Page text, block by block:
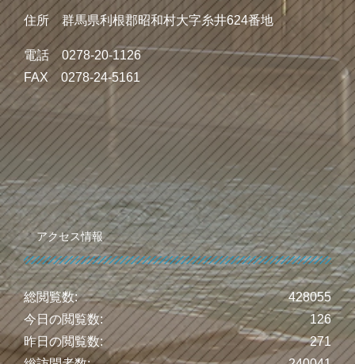
住所 群馬県利根郡昭和村大字糸井624番地
電話 0278-20-1126
FAX 0278-24-5161
アクセス情報
428055
総閲覧数:
126
今日の閲覧数:
271
昨日の閲覧数: